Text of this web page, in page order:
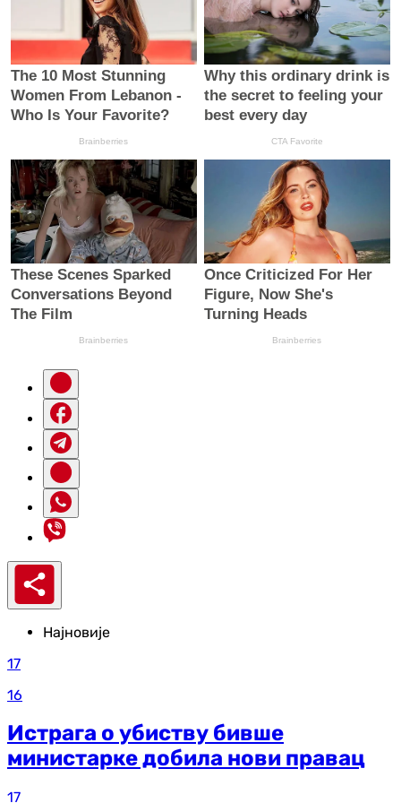
Најновије
17
16
Истрага о убиству бивше
министарке добила нови правац
17